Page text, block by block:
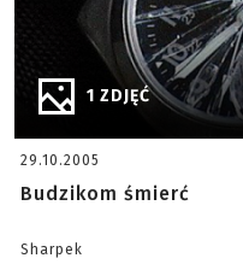
1 ZDJĘĆ
29.10.2005
Budzikom śmierć
Sharpek